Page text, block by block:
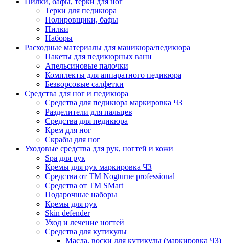
Терки для педикюра
Полировщики, бафы
Пилки
Наборы
Расходные материалы для маникюра/педикюра
Пакеты для педикюрных ванн
Апельсиновые палочки
Комплекты для аппаратного педикюра
Безворсовые салфетки
Средства для ног и педикюра
Средства для педикюра маркировка ЧЗ
Разделители для пальцев
Средства для педикюра
Крем для ног
Скрабы для ног
Уходовые средства для рук, ногтей и кожи
Spa для рук
Кремы для рук маркировка ЧЗ
Средства от ТМ Nogturne professional
Средства от ТМ SMart
Подарочные наборы
Кремы для рук
Skin defender
Уход и лечение ногтей
Средства для кутикулы
Масла, воски для кутикулы (маркировка ЧЗ)